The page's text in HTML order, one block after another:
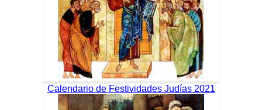
Calendario de Festividades Judías 2021